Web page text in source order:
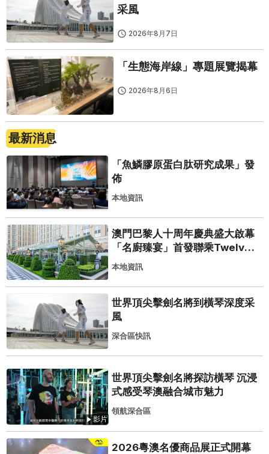
采風
2026年8月7日
「生態海岸線」專題展覽揭幕
2026年8月6日
最新消息
「魚鱗膠原蛋白肽研究成果」發
佈
本地資訊
澳門巴黎人十周年慶典盛大啟幕
「名廚臻宴」首發聯乘Twelve
25演繹極致法式風雅
本地資訊
世界頂尖擊劍名將到橫琴深度采
風
深合區快訊
影片
世界頂尖擊劍名將探訪橫琴 沉浸
式感受琴澳融合城市魅力
領航深合區
2026粵澳名優商品展正式開幕